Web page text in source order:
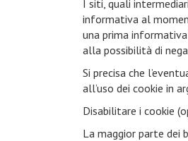
I siti, quali
informativa al
una prima informativa
alla possibilità di
Si precisa che
all’uso dei cookie in
Disabilitare i cookie
La maggior parte dei